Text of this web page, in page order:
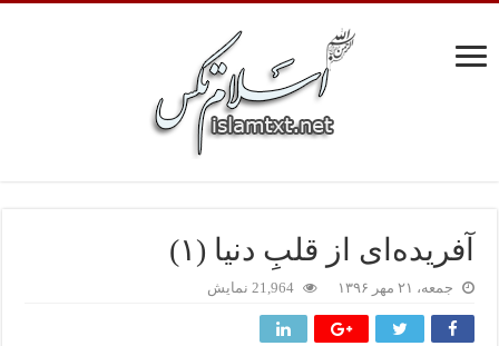
آفریده‌ای از قلبِ دنیا (۱)
جمعه، ۲۱ مهر ۱۳۹۶ 21,964 نمایش